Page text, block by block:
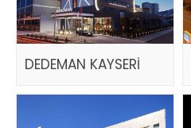
DEDEMAN KAYSERİ